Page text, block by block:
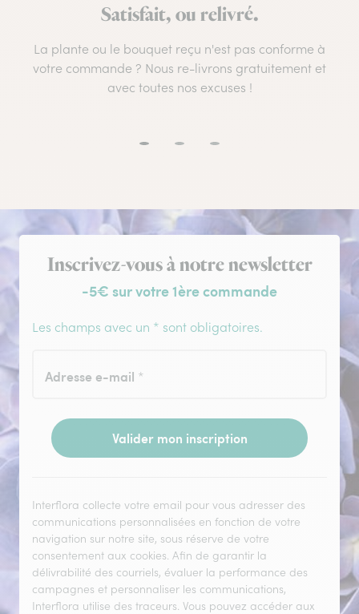
Satisfait, ou relivré.
La plante ou le bouquet reçu n'est pas conforme à
votre commande ? Nous re-livrons gratuitement et
avec toutes nos excuses !
Inscription à la newsletter
Inscrivez-vous à notre newsletter
-5€ sur votre 1ère commande
Les champs avec un * sont obligatoires.
Adresse e-mail *
Valider mon inscription
Interflora collecte votre email pour vous adresser des
communications personnalisées en fonction de votre
navigation sur notre site, sous réserve de votre
consentement aux cookies. Afin de garantir la
délivrabilité des courriels, évaluer la performance des
campagnes et personnaliser les communications,
Interflora utilise des traceurs. Vous pouvez accéder aux